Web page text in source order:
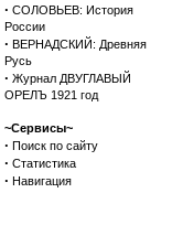
· СОЛОВЬЕВ: История
России
· ВЕРНАДСКИЙ: Древняя
Русь
· Журнал ДВУГЛАВЫЙ
ОРЕЛЪ 1921 год
~Сервисы~
· Поиск по сайту
· Статистика
· Навигация